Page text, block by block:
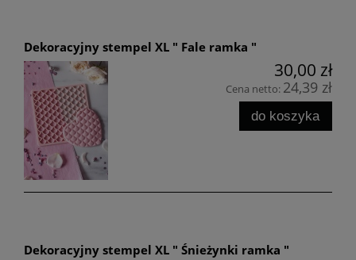
Dekoracyjny stempel XL " Fale ramka "
30,00 zł
Cena netto: 24,39 zł
do koszyka
Dekoracyjny stempel XL " Śnieżynki ramka "